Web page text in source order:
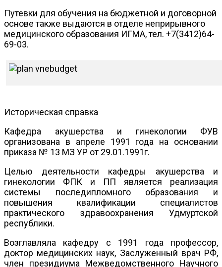
Путевки для обучения на бюджетной и договорной
основе также выдаются в отделе неприрывного
медицинского образования ИГМА, тел. +7(3412)64-
69-03.
Историческая справка
Кафедра акушерства и гинекологии ФУВ
организована в апреле 1991 года на основании
приказа № 13 МЗ УР от 29.01.1991г.
Целью деятельности кафедры акушерства и
гинекологии ФПК и ПП является реализация
системы последипломного образования и
повышения квалификации специалистов
практического здравоохранения Удмуртской
республики.
Возглавляла кафедру с 1991 года профессор,
доктор медицинских наук, Заслуженный врач РФ,
член президиума Межведомственного Научного